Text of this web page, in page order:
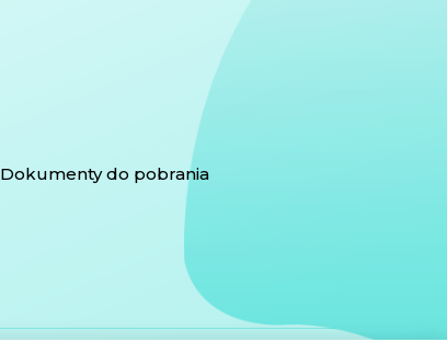
Dokumenty do pobrania